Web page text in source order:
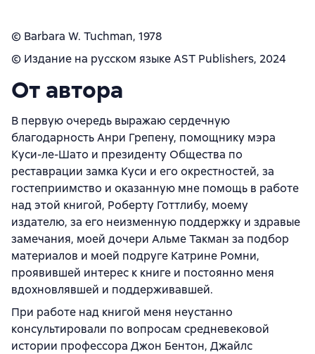
© Barbara W. Tuchman, 1978
© Издание на русском языке AST Publishers, 2024
От автора
В первую очередь выражаю сердечную
благодарность Анри Грепену, помощнику мэра
Куси-ле-Шато и президенту Общества по
реставрации замка Куси и его окрестностей, за
гостеприимство и оказанную мне помощь в работе
над этой книгой, Роберту Готтлибу, моему
издателю, за его неизменную поддержку и здравые
замечания, моей дочери Альме Такман за подбор
материалов и моей подруге Катрине Ромни,
проявившей интерес к книге и постоянно меня
вдохновлявшей и поддерживавшей.
При работе над книгой меня неустанно
консультировали по вопросам средневековой
истории профессора Джон Бентон, Джайлс